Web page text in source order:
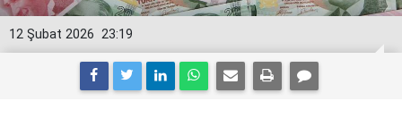
23:19
12 Şubat 2026